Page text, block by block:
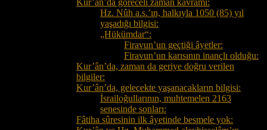
Hz. Nûh a.s.’ın, halkıyla 1050 (85) yıl
yaşadığı bilgisi:
„Hükümdar“:
Firavun’un geçtiği âyetler:
Firavun’un karısının inançlı olduğu:
Kur’ân’da, zaman da geriye doğru verilen
bilgiler:
Kur’ân’da, gelecekte yaşanacakların bilgisi:
İsrailoğullarının, muhtemelen 2163
senesinde sonları:
Fâtiha sûresinin ilk âyetinde besmele yok: